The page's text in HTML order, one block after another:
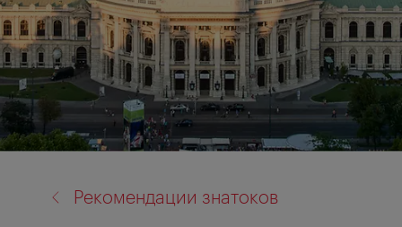
Рекомендации знатоков